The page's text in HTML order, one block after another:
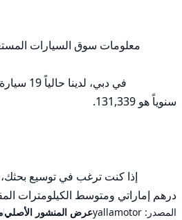
درهم إماراتي ومتوسط الكيلومترات
المصدر: yallamotorعرض المنشور الأصلي